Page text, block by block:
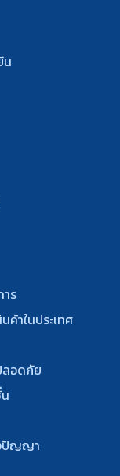
น
ร
ค้าในประเทศ
ลอดภัย
ปัญญา